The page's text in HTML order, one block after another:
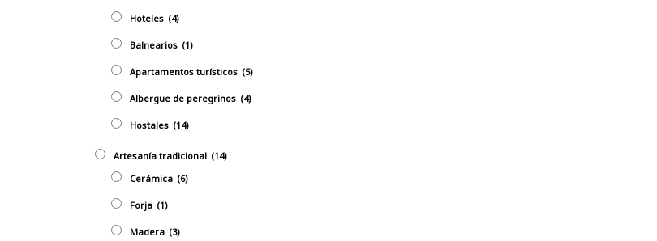
Hoteles (4)
Balnearios (1)
Apartamentos turísticos (5)
Albergue de peregrinos (4)
Hostales (14)
Artesaní­a tradicional (14)
Cerámica (6)
Forja (1)
Madera (3)